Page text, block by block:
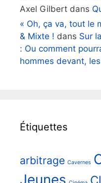
Axel Gilbert dans
« Oh, ça va, tout le
& Mixte ! dans Sur
: Ou comment
hommes devant,
Étiquettes
arbitrage Cavernes